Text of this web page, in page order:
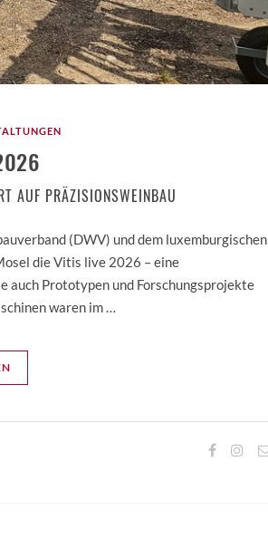
AUF PRÄZISIONSWEINBAU
(DWV) und dem luxemburgischen
die Vitis live 2026 – eine
auch Prototypen und Forschungsprojekte
waren im …